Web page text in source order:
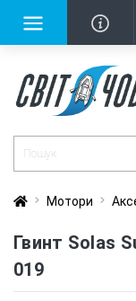
Мотори
Гвинт Solas
019